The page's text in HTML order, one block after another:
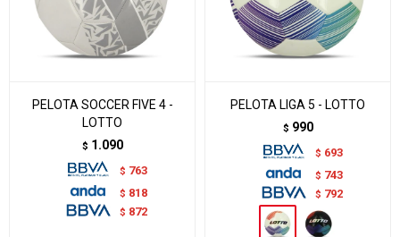
PELOTA SOCCER FIVE 4 -
LOTTO
$ 1.090
$ 763
$ 818
$ 872
PELOTA LIGA 5 - LOTTO
$ 990
$ 693
$ 743
$ 792